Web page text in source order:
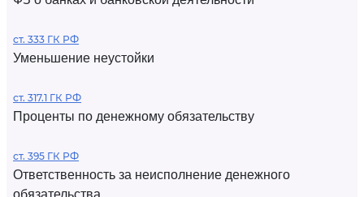
ст. 333 ГК РФ
Уменьшение неустойки
ст. 317.1 ГК РФ
Проценты по денежному обязательству
ст. 395 ГК РФ
Ответственность за неисполнение денежного
обязательства